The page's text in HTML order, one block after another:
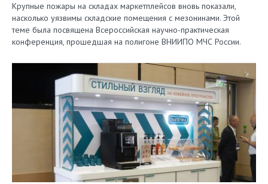
Крупные пожары на складах маркетплейсов вновь показали,
насколько уязвимы складские помещения с мезонинами. Этой
теме была посвящена Всероссийская научно-практическая
конференция, прошедшая на полигоне ВНИИПО МЧС России.